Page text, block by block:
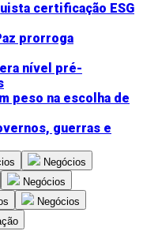
certificação ESG
prorroga
nível pré-
peso na escolha de
guerras e
Negócios
Negócios
Negócios